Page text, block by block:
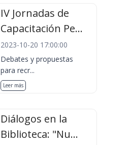
IV Jornadas de
Capacitación Pe...
2023-10-20 17:00:00
Debates y propuestas
para recr...
Leer más
Diálogos en la
Biblioteca: "Nu...